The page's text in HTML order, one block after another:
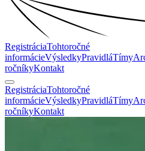
RegistráciaTohtoročné
informácieVýsledkyPravidláTímy
ročníkyKontakt
RegistráciaTohtoročné
informácieVýsledkyPravidláTímy
ročníkyKontakt